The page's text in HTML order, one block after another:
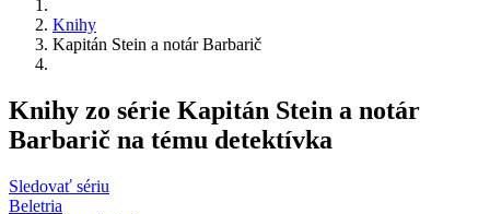
Knihy
Kapitán Stein a notár Barbarič
Knihy zo série Kapitán Stein a notár
Barbarič na tému detektívka
Sledovať sériu
Beletria